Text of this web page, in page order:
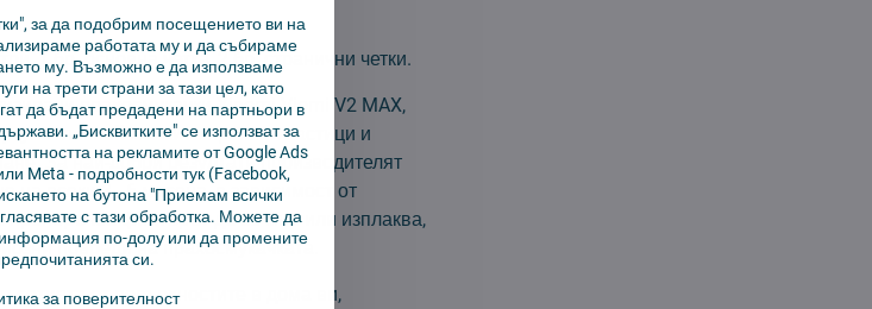
1 бр. основна четка, 2 бр. странични четки.
прахосмукачки Xiaomi Viomi V2 MAX,
улавя и най-малките прахови частици и
За най-добри резултати производителят
на всеки 3 - 6 месеца, в зависимост от
препоръчва филтърът да се мие или изплаква,
повреди на прахосмукачката.
от повърхностите в дома ви,
за да подобрим посещението ви на
работата му и да събираме
му. Възможно е да използваме
на трети страни за тази цел, като
да бъдат предадени на партньори в
„Бисквитките" се използват за
на рекламите от Google Ads
Meta - подробности тук(Facebook,
на бутона "Приемам всички
с тази обработка. Можете да
по-долу или да промените
си.
за поверителност